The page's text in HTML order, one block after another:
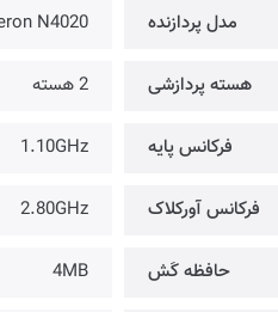
مدل پردازنده N4020
هسته پردازشی 2 هسته
فرکانس پایه 1.10GHz
فرکانس آورکلاک 2.80GHz
حافظه کَش 4MB